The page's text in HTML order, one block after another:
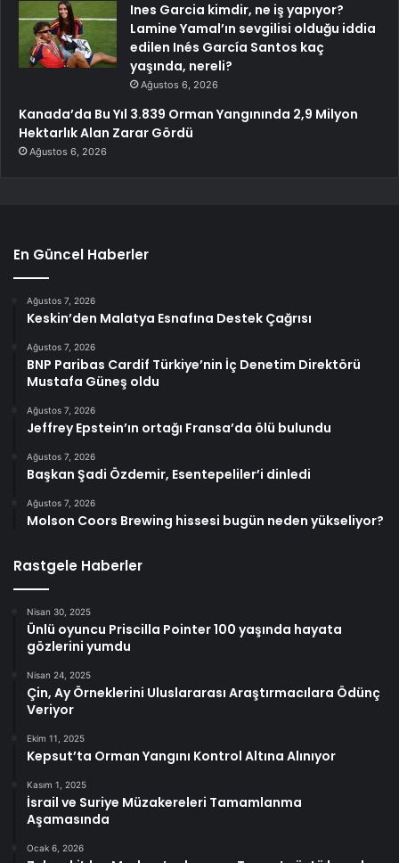
Ines Garcia kimdir, ne iş yapıyor?
Lamine Yamal’ın sevgilisi olduğu iddia
edilen Inés García Santos kaç
yaşında, nereli?
Ağustos 6, 2026
Kanada’da Bu Yıl 3.839 Orman Yangınında 2,9 Milyon
Hektarlık Alan Zarar Gördü
Ağustos 6, 2026
En Güncel Haberler
Ağustos 7, 2026
Keskin’den Malatya Esnafına Destek Çağrısı
Ağustos 7, 2026
BNP Paribas Cardif Türkiye’nin İç Denetim Direktörü
Mustafa Güneş oldu
Ağustos 7, 2026
Jeffrey Epstein’ın ortağı Fransa’da ölü bulundu
Ağustos 7, 2026
Başkan Şadi Özdemir, Esentepeliler’i dinledi
Ağustos 7, 2026
Molson Coors Brewing hissesi bugün neden yükseliyor?
Rastgele Haberler
Nisan 30, 2025
Ünlü oyuncu Priscilla Pointer 100 yaşında hayata
gözlerini yumdu
Nisan 24, 2025
Çin, Ay Örneklerini Uluslararası Araştırmacılara Ödünç
Veriyor
Ekim 11, 2025
Kepsut’ta Orman Yangını Kontrol Altına Alınıyor
Kasım 1, 2025
İsrail ve Suriye Müzakereleri Tamamlanma
Aşamasında
Ocak 6, 2026